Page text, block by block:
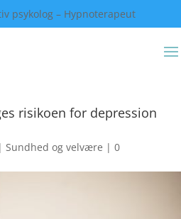
psykolog – Hypnoterapeut
risikoen for depression
| Sundhed og velvære | 0